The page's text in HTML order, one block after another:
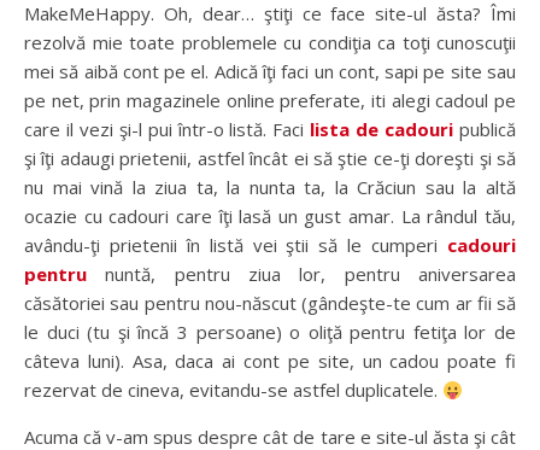
MakeMeHappy. Oh, dear… ştiţi ce face site-ul ăsta? Îmi
rezolvă mie toate problemele cu condiţia ca toţi cunoscuţii
mei să aibă cont pe el. Adică îţi faci un cont, sapi pe site sau
pe net, prin magazinele online preferate, iti alegi cadoul pe
care il vezi şi-l pui într-o listă. Faci lista de cadouri publică
şi îţi adaugi prietenii, astfel încât ei să ştie ce-ţi doreşti şi să
nu mai vină la ziua ta, la nunta ta, la Crăciun sau la altă
ocazie cu cadouri care îţi lasă un gust amar. La rândul tău,
avându-ţi prietenii în listă vei ştii să le cumperi cadouri
pentru nuntă, pentru ziua lor, pentru aniversarea
căsătoriei sau pentru nou-născut (gândeşte-te cum ar fii să
le duci (tu şi încă 3 persoane) o oliţă pentru fetiţa lor de
câteva luni). Asa, daca ai cont pe site, un cadou poate fi
rezervat de cineva, evitandu-se astfel duplicatele.
Acuma că v-am spus despre cât de tare e site-ul ăsta şi cât